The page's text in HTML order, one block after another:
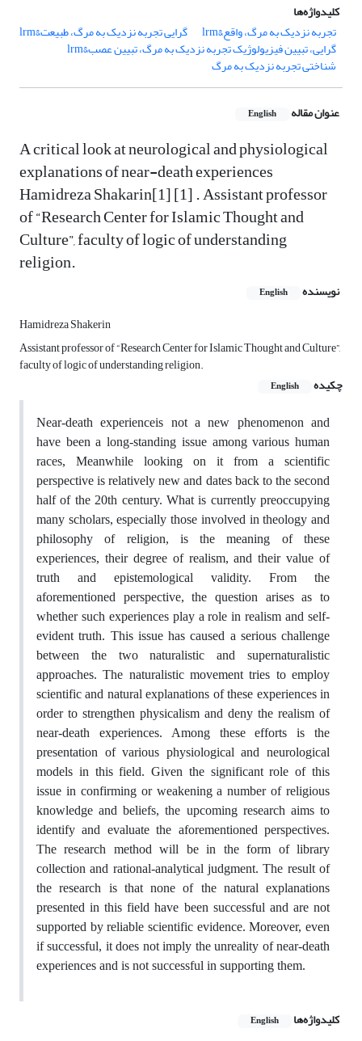
کلیدواژه‌ها
تجربه نزدیک به مرگ، واقع&lrm
گرایی تجربه نزدیک به مرگ، طبیعت&lrm
گرایی، تبیین فیزیولوژیک تجربه نزدیک به مرگ، تبیین عصب&lrm
شناختی تجربه نزدیک به مرگ
عنوان مقاله English
A critical look at neurological and physiological
explanations of near-death experiences
Hamidreza Shakarin[1] [1] . Assistant professor
of “Research Center for Islamic Thought and
Culture”, faculty of logic of understanding
religion.
نویسنده English
Hamidreza Shakerin
Assistant professor of “Research Center for Islamic Thought and Culture”,
faculty of logic of understanding religion.
چکیده
English
Near-death experienceis not a new phenomenon and
have been a long-standing issue among various human
races, Meanwhile looking on it from a scientific
perspective is relatively new and dates back to the second
half of the 20th century. What is currently preoccupying
many scholars, especially those involved in theology and
philosophy of religion, is the meaning of these
experiences, their degree of realism, and their value of
truth and epistemological validity. From the
aforementioned perspective, the question arises as to
whether such experiences play a role in realism and self-
evident truth. This issue has caused a serious challenge
between the two naturalistic and supernaturalistic
approaches. The naturalistic movement tries to employ
scientific and natural explanations of these experiences in
order to strengthen physicalism and deny the realism of
near-death experiences. Among these efforts is the
presentation of various physiological and neurological
models in this field. Given the significant role of this
issue in confirming or weakening a number of religious
knowledge and beliefs, the upcoming research aims to
identify and evaluate the aforementioned perspectives.
The research method will be in the form of library
collection and rational-analytical judgment. The result of
the research is that none of the natural explanations
presented in this field have been successful and are not
supported by reliable scientific evidence. Moreover, even
if successful, it does not imply the unreality of near-death
experiences and is not successful in supporting them.
کلیدواژه‌ها English